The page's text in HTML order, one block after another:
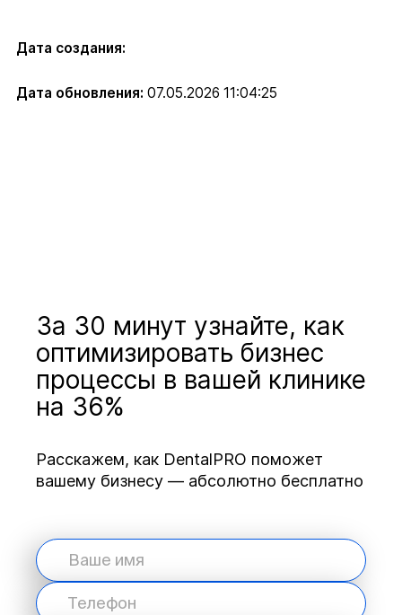
Дата создания:
Дата обновления: 07.05.2026 11:04:25
За 30 минут узнайте, как
оптимизировать бизнес
процессы в вашей клинике
на 36%
Расскажем, как DentalPRO поможет
вашему бизнесу — абсолютно бесплатно